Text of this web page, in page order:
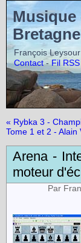
Musique
Bretagne
François
Contact-Fil RSS
« Rybka 3 -
Tome 1 et 2 - Alain
Arena -
moteur
Par